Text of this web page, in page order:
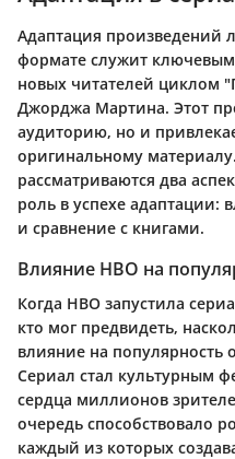
Адаптация произведений
формате служит
новых читателей циклом
Джорджа Мартина. Этот
аудиторию, но и
оригинальному
рассматриваются два
роль в успехе адаптации:
и сравнение с книгами.
Влияние HBO на
Когда HBO запустила
кто мог предвидеть,
влияние на популярность
Сериал стал культурным
сердца миллионов
очередь способствовало
каждый из которых